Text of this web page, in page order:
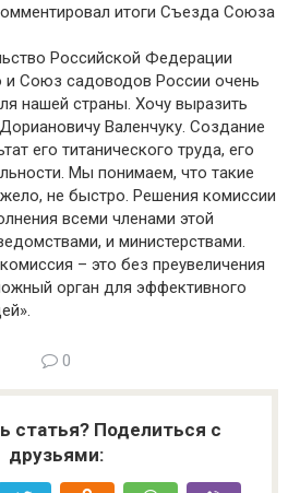
итоги Съезда Союза
Российской Федерации
и Союз садоводов России очень
нашей страны. Хочу выразить
Валенчуку. Создание
его титанического труда, его
Мы понимаем, что такие
не быстро. Решения комиссии
всеми членами этой
и министерствами.
– это без преувеличения
орган для эффективного
0
статья? Поделиться с
друзьями: